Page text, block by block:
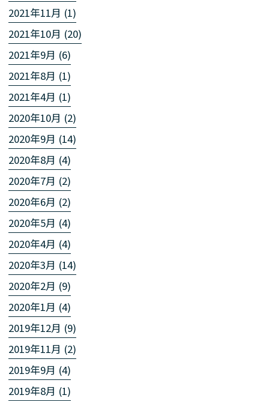
2021年11月 (1)
2021年10月 (20)
2021年9月 (6)
2021年8月 (1)
2021年4月 (1)
2020年10月 (2)
2020年9月 (14)
2020年8月 (4)
2020年7月 (2)
2020年6月 (2)
2020年5月 (4)
2020年4月 (4)
2020年3月 (14)
2020年2月 (9)
2020年1月 (4)
2019年12月 (9)
2019年11月 (2)
2019年9月 (4)
2019年8月 (1)